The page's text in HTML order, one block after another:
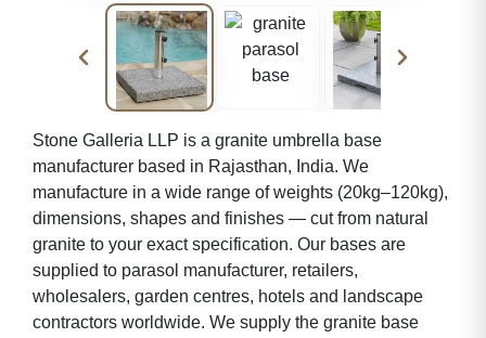
Stone Galleria LLP is a granite umbrella base
manufacturer based in Rajasthan, India. We
manufacture in a wide range of weights (20kg–120kg),
dimensions, shapes and finishes — cut from natural
granite to your exact specification. Our bases are
supplied to parasol manufacturer, retailers,
wholesalers, garden centres, hotels and landscape
contractors worldwide. We supply the granite base